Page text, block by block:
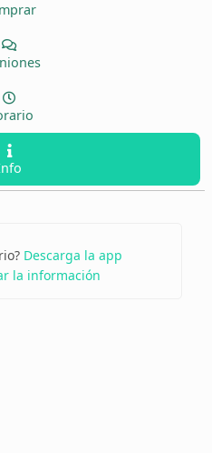
Descarga la app
la información